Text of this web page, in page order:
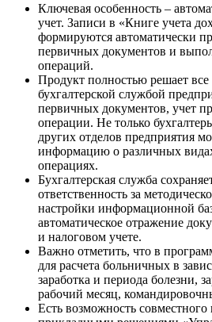
Ключевая особенность –
учет. Записи в «Книге учета
формируются автоматически
первичных документов и
операций.
Продукт полностью решает все
бухгалтерской службой
первичных документов, учет
операции. Не только
других отделов предприятия
информацию о различных
операциях.
Бухгалтерская служба
ответственность за
настройки информационной
автоматическое отражение
и налоговом учете.
Важно отметить, что в
для расчета больничных в
заработка и периода болезни,
рабочий месяц,
Есть возможность совместного